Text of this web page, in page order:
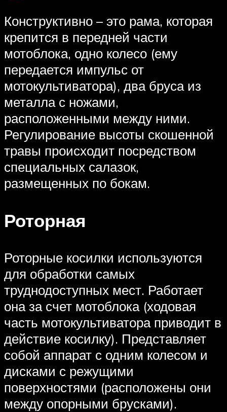
Конструктивно – это рама, которая
крепится в передней части
мотоблока, одно колесо (ему
передается импульс от
мотокультиватора), два бруса из
металла с ножами,
расположенными между ними.
Регулирование высоты скошенной
травы происходит посредством
специальных салазок,
размещенных по бокам.
Роторная
Роторные косилки используются
для обработки самых
труднодоступных мест. Работает
она за счет мотоблока (ходовая
часть мотокультиватора приводит в
действие косилку). Представляет
собой аппарат с одним колесом и
дисками с режущими
поверхностями (расположены они
между опорными брусками).